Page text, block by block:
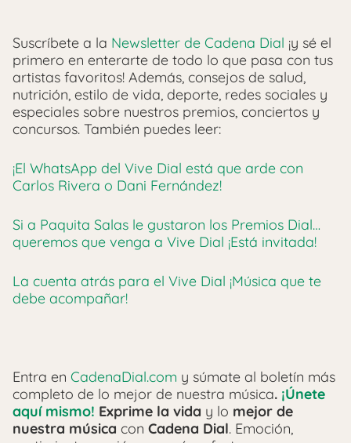
Suscríbete a la Newsletter de Cadena Dial ¡y sé el
primero en enterarte de todo lo que pasa con tus
artistas favoritos! Además, consejos de salud,
nutrición, estilo de vida, deporte, redes sociales y
especiales sobre nuestros premios, conciertos y
concursos. También puedes leer:
¡El WhatsApp del Vive Dial está que arde con
Carlos Rivera o Dani Fernández!
Si a Paquita Salas le gustaron los Premios Dial…
queremos que venga a Vive Dial ¡Está invitada!
La cuenta atrás para el Vive Dial ¡Música que te
debe acompañar!
Entra en CadenaDial.com y súmate al boletín más
completo de lo mejor de nuestra música. ¡Únete
aquí mismo! Exprime la vida y lo mejor de
nuestra música con Cadena Dial. Emoción,